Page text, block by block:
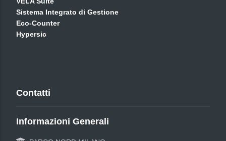
Sistema Integrato di Gestione
Eco-Counter
Hypersic
Contatti
Informazioni Generali